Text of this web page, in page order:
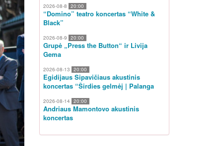
2026-08-8 20:00
“Domino” teatro koncertas “White &
Black”
2026-08-9 20:00
Grupė „Press the Button“ ir Livija
Gema
2026-08-13 20:00
Egidijaus Sipavičiaus akustinis
koncertas “Širdies gelmėj | Palanga
2026-08-14 20:00
Andriaus Mamontovo akustinis
koncertas